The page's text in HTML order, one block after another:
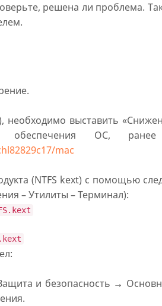
решена ли проблема.
необходимо выставить
обеспечения ОС,
mac
(NTFS kext) с помощью
– Утилиты – Терминал):
и безопасность →